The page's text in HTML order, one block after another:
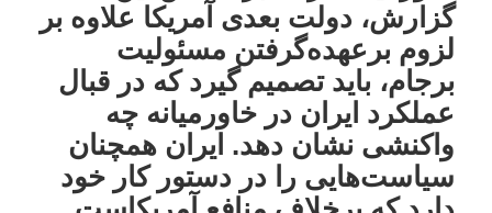
گزارش، دولت بعدی آمریکا علاوه بر
لزوم برعهده‌گرفتن مسئولیت
برجام، باید تصمیم گیرد که در قبال
عملکرد ایران در خاورمیانه چه
واکنشی نشان دهد. ایران همچنان
سیاست‌هایی را در دستور کار خود